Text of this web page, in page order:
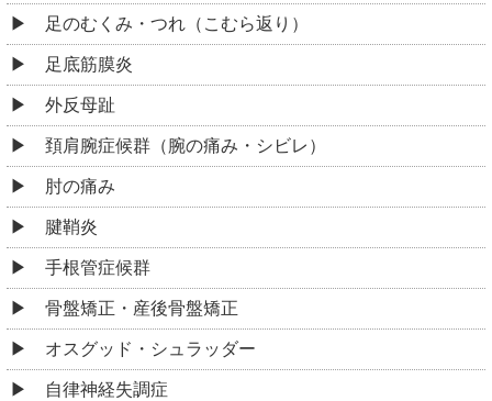
足のむくみ・つれ（こむら返り）
足底筋膜炎
外反母趾
頚肩腕症候群（腕の痛み・シビレ）
肘の痛み
腱鞘炎
手根管症候群
骨盤矯正・産後骨盤矯正
オスグッド・シュラッダー
自律神経失調症